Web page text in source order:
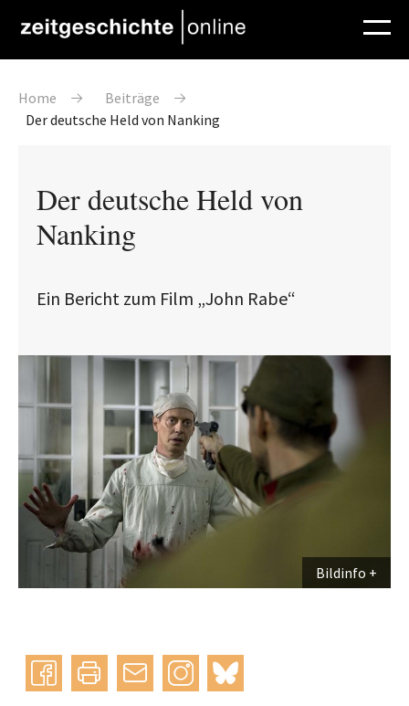
Pfadnavigation
Home
Beiträge
Der deutsche Held von Nanking
Der deutsche Held von
Nanking
Ein Bericht zum Film „John Rabe“
Bildinfo
Instagram
bluesky